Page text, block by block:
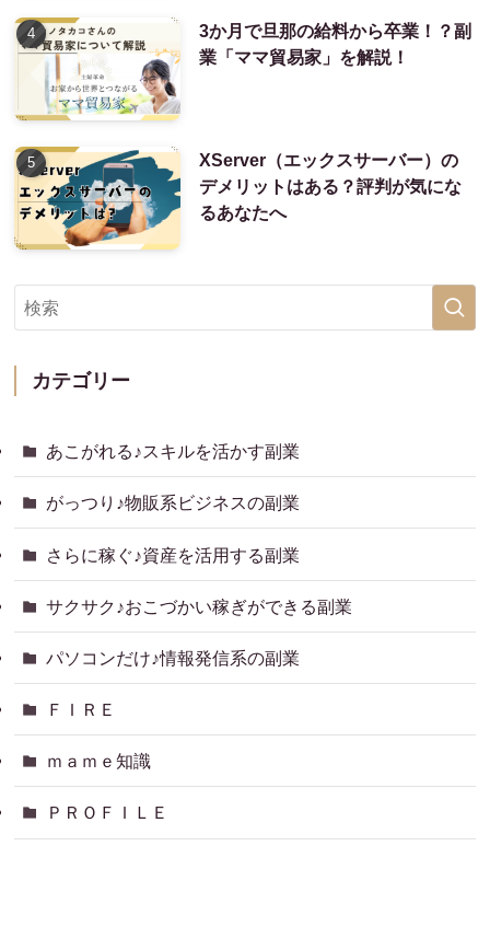
3か月で旦那の給料から卒業！？副
業「ママ貿易家」を解説！
XServer（エックスサーバー）の
デメリットはある？評判が気にな
るあなたへ
カテゴリー
あこがれる♪スキルを活かす副業
がっつり♪物販系ビジネスの副業
さらに稼ぐ♪資産を活用する副業
サクサク♪おこづかい稼ぎができる副業
パソコンだけ♪情報発信系の副業
ＦＩＲＥ
ｍａｍｅ知識
ＰＲＯＦＩＬＥ